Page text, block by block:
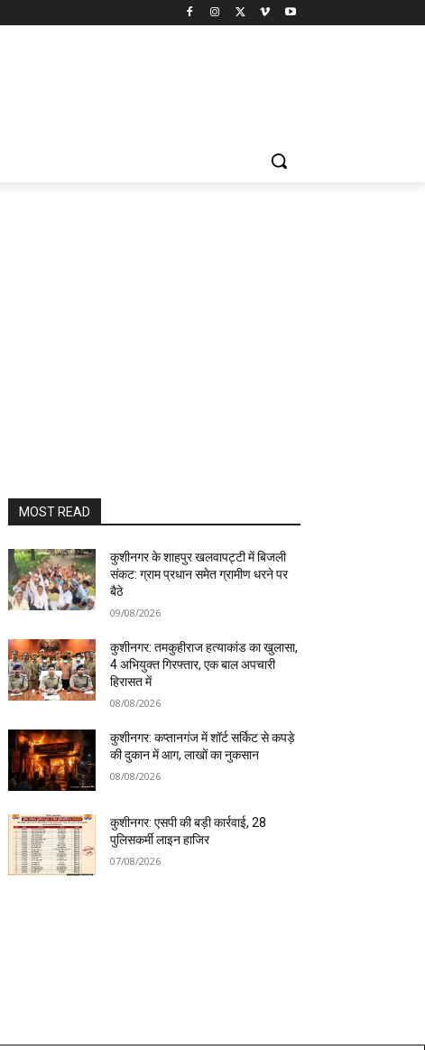
MOST READ
कुशीनगर के शाहपुर खलवापट्टी में बिजली
संकट: ग्राम प्रधान समेत ग्रामीण धरने पर
बैठे
09/08/2026
कुशीनगर: तमकुहीराज हत्याकांड का खुलासा,
4 अभियुक्त गिरफ्तार, एक बाल अपचारी
हिरासत में
08/08/2026
कुशीनगर: कप्तानगंज में शॉर्ट सर्किट से कपड़े
की दुकान में आग, लाखों का नुकसान
08/08/2026
कुशीनगर: एसपी की बड़ी कार्रवाई, 28
पुलिसकर्मी लाइन हाजिर
07/08/2026